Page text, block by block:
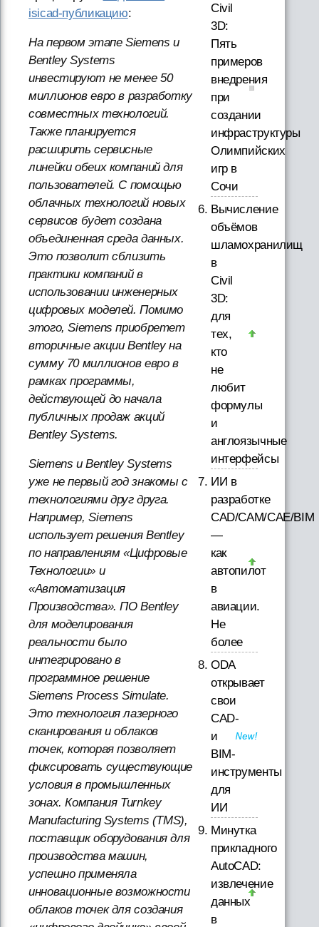
isicad-публикацию:
На первом этапе Siemens и
Bentley Systems
инвестируют не менее 50
миллионов евро в разработку
совместных технологий.
Также планируется
расширить сервисные
линейки обеих компаний для
пользователей. С помощью
облачных технологий новых
сервисов будет создана
объединенная среда данных.
Это позволит сблизить
практики компаний в
использовании инженерных
цифровых моделей. Помимо
этого, Siemens приобретет
вторичные акции Bentley на
сумму 70 миллионов евро в
рамках программы,
действующей до начала
публичных продаж акций
Bentley Systems.
Siemens и Bentley Systems
уже не первый год знакомы с
технологиями друг друга.
Например, Siemens
использует решения Bentley
по направлениям «Цифровые
Технологии» и
«Автоматизация
Производства». ПО Bentley
для моделирования
реальности было
интегрировано в
программное решение
Siemens Process Simulate.
Это технология лазерного
сканирования и облаков
точек, которая позволяет
фиксировать существующие
условия в промышленных
зонах. Компания Turnkey
Manufacturing Systems (TMS),
поставщик оборудования для
производства машин,
успешно применяла
инновационные возможности
облаков точек для создания
Civil
3D:
Пять
примеров
внедрения
при
создании
инфраструктуры
Олимпийских
игр в
Сочи
Вычисление
объёмов
шламохранилищ
в
Civil
3D:
для
тех,
кто
не
любит
формулы
и
англоязычные
интерфейсы
ИИ в
разработке
CAD/CAM/CAE/BIM
—
как
автопилот
в
авиации.
Не
более
ODA
открывает
свои
CAD-
и
BIM-
инструменты
для
ИИ
Минутка
прикладного
AutoCAD:
извлечение
данных
в